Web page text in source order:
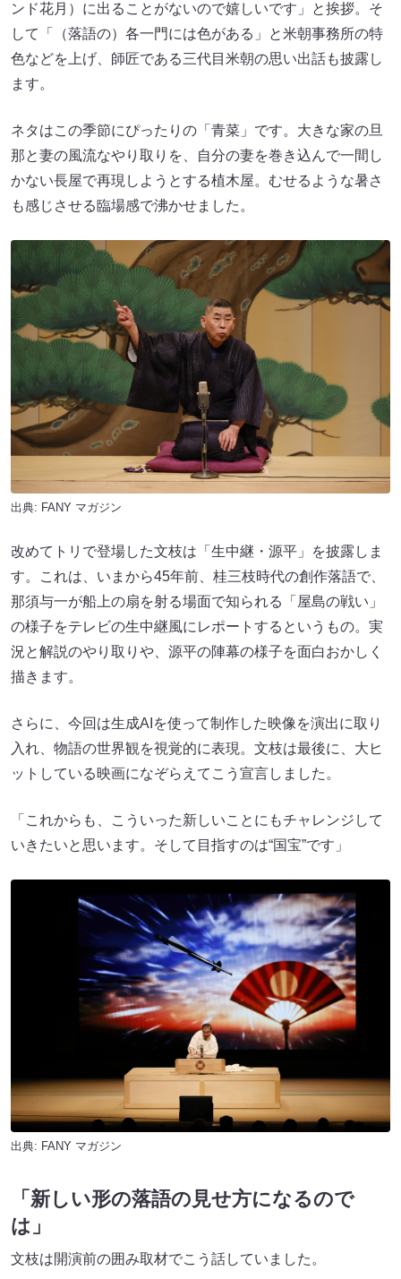
ンド花月）に出ることがないので嬉しいです」と挨拶。そ
して「（落語の）各一門には色がある」と米朝事務所の特
色などを上げ、師匠である三代目米朝の思い出話も披露し
ます。
ネタはこの季節にぴったりの「青菜」です。大きな家の旦
那と妻の風流なやり取りを、自分の妻を巻き込んで一間し
かない長屋で再現しようとする植木屋。むせるような暑さ
も感じさせる臨場感で沸かせました。
出典: FANY マガジン
改めてトリで登場した文枝は「生中継・源平」を披露しま
す。これは、いまから45年前、桂三枝時代の創作落語で、
那須与一が船上の扇を射る場面で知られる「屋島の戦い」
の様子をテレビの生中継風にレポートするというもの。実
況と解説のやり取りや、源平の陣幕の様子を面白おかしく
描きます。
さらに、今回は生成AIを使って制作した映像を演出に取り
入れ、物語の世界観を視覚的に表現。文枝は最後に、大ヒ
ットしている映画になぞらえてこう宣言しました。
「これからも、こういった新しいことにもチャレンジして
いきたいと思います。そして目指すのは“国宝”です」
出典: FANY マガジン
「新しい形の落語の見せ方になるので
は」
文枝は開演前の囲み取材でこう話していました。